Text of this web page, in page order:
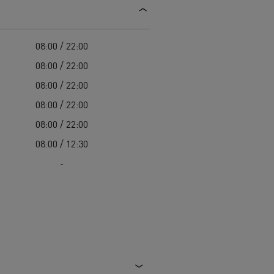
Renault Trucks záruka výrobce
Záchranná a hasičská vozidla
08:00 / 22:00
08:00 / 22:00
08:00 / 22:00
08:00 / 22:00
08:00 / 22:00
08:00 / 12:30
-